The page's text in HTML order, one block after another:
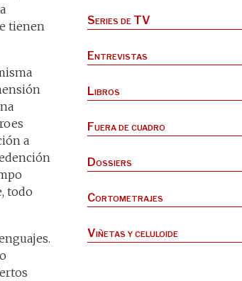
tienen
a
todo
Series de TV
Entrevistas
Libros
Fuera de cuadro
Dossiers
Cortometrajes
Viñetas y celuloide